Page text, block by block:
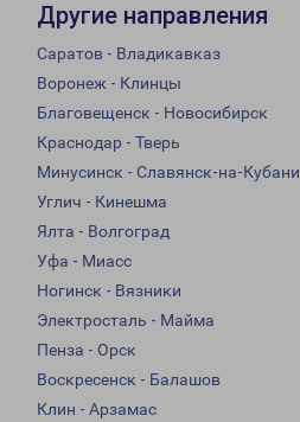
Другие направления
Саратов - Владикавказ
Воронеж - Клинцы
Благовещенск - Новосибирск
Краснодар - Тверь
Минусинск - Славянск-на-Кубани
Углич - Кинешма
Ялта - Волгоград
Уфа - Миасс
Ногинск - Вязники
Электросталь - Майма
Пенза - Орск
Воскресенск - Балашов
Клин - Арзамас